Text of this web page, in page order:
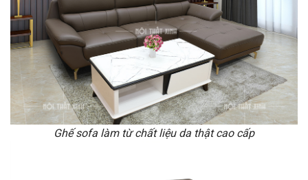
Ghế sofa làm từ chất liệu da thật cao cấp